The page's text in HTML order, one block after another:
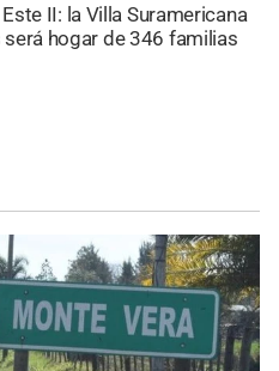
II: la Villa Suramericana
hogar de 346 familias